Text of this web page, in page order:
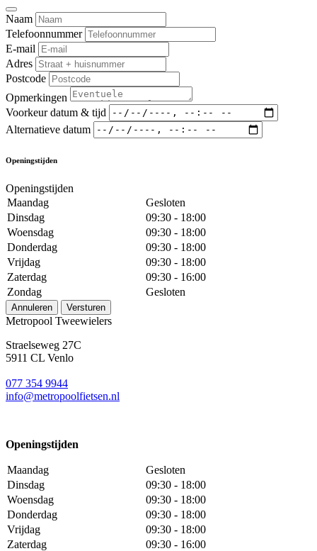
Naam
Telefoonnummer
E-mail
Adres
Postcode
Opmerkingen
Voorkeur datum & tijd
Alternatieve datum
Openingstijden
Openingstijden
Maandag
Gesloten
Dinsdag
09:30 - 18:00
Woensdag
09:30 - 18:00
Donderdag
09:30 - 18:00
Vrijdag
09:30 - 18:00
Zaterdag
09:30 - 16:00
Zondag
Gesloten
Annuleren Versturen
Metropool Tweewielers
Straelseweg 27C
5911 CL Venlo
077 354 9944
info@metropoolfietsen.nl
Openingstijden
Maandag
Gesloten
Dinsdag
09:30 - 18:00
Woensdag
09:30 - 18:00
Donderdag
09:30 - 18:00
Vrijdag
09:30 - 18:00
Zaterdag
09:30 - 16:00